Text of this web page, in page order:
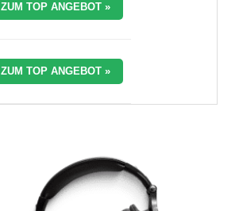
ZUM TOP ANGEBOT »
ZUM TOP ANGEBOT »